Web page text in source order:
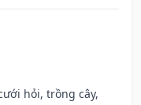
hỏi, trồng cây,